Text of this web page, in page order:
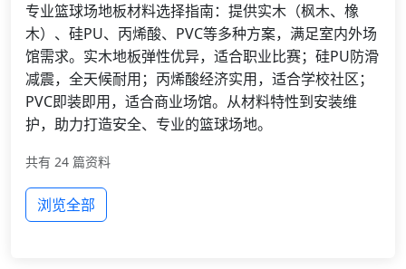
专业篮球场地板材料选择指南：提供实木（枫木、橡
木）、硅PU、丙烯酸、PVC等多种方案，满足室内外场
馆需求。实木地板弹性优异，适合职业比赛；硅PU防滑
减震，全天候耐用；丙烯酸经济实用，适合学校社区；
PVC即装即用，适合商业场馆。从材料特性到安装维
护，助力打造安全、专业的篮球场地。
共有 24 篇资料
浏览全部